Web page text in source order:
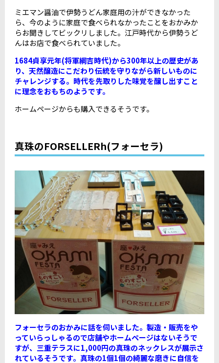
ミエマン醤油で伊勢うどん家庭用の汁ができなかった
ら、今のように家庭で食べられなかったことをおかみか
らお聞きしてビックリしました。江戸時代から伊勢うど
んはお店で食べられていました。
1684貞享元年(将軍綱吉時代)から300年以上の歴史があ
り、天然醸造にこだわり伝統を守りながら新しいものに
チャレンジする。時代を先取りした味覚を醸し出すこと
に理念をおもちのようです。
ホームページからも購入できるそうです。
真珠のFORSELLERh(フォーセラ)
フォーセラのおかみに話を伺いました。製造・販売をや
っていらっしゃるので店舗やホームページはないそうで
すが、三重テラスに1,000円の真珠のネックレスが展示さ
れているそうです。真珠の1個1個の綺麗な磨きに自信を